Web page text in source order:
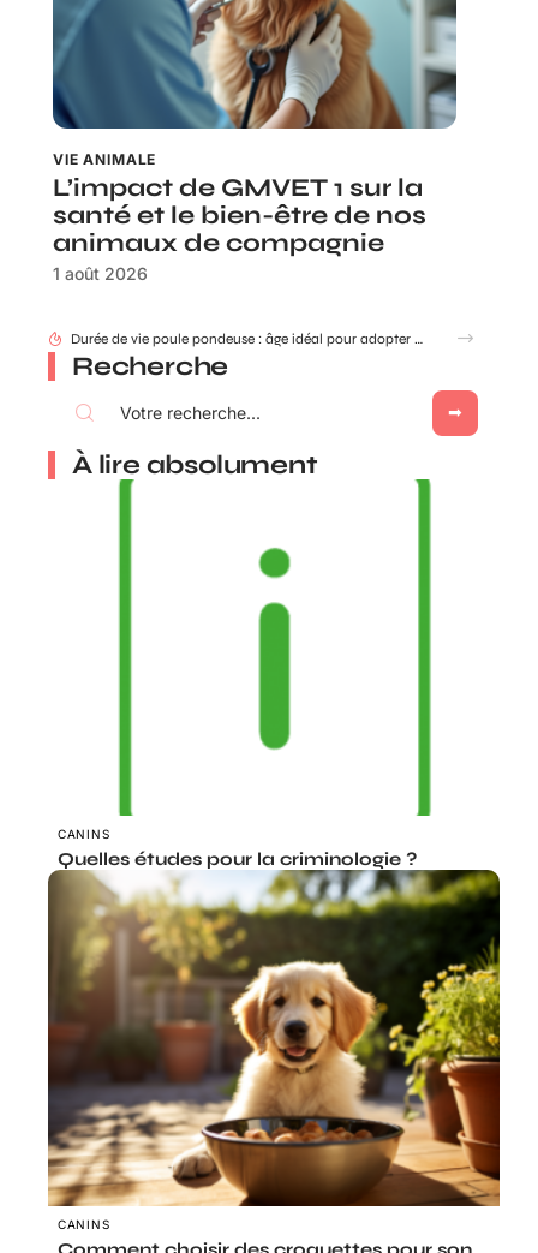
VIE ANIMALE
L’impact de GMVET 1 sur la
santé et le bien-être de nos
animaux de compagnie
1 août 2026
Durée de vie poule pondeuse : âge idéal pour adopter ou renouveler ?
Recherche
À lire absolument
CANINS
Quelles études pour la criminologie ?
CANINS